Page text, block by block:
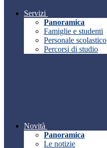
Servizi
Panoramica
Famiglie e studenti
Personale scolastico
Percorsi di studio
Novità
Panoramica
Le notizie